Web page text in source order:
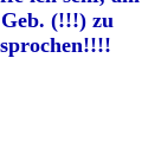
(!!!) zu